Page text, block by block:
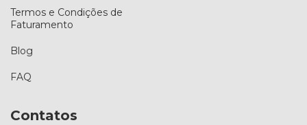
Termos e Condições de
Faturamento
Blog
FAQ
Contatos